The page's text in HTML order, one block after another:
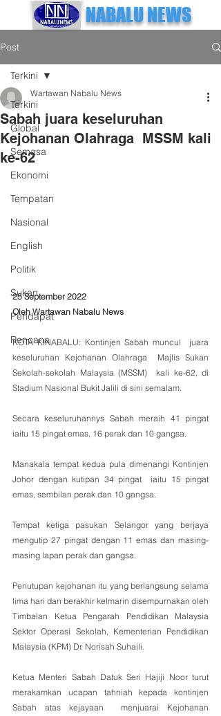
NABALU NEWS
Post
Terkini
Global
Semasa
Ekonomi
Tempatan
Nasional
English
Politik
Sukan
Pendapat
Rencana
Terkini
Sabah juara keseluruhan
Kejohanan Olahraga MSSM kali
ke-62
Wartawan Nabalu News
25 September 2022
Oleh Wartawan Nabalu News
KOTA KINABALU: Kontinjen Sabah muncul  juara
keseluruhan Kejohanan Olahraga  Majlis Sukan
Sekolah-sekolah Malaysia (MSSM)  kali ke-62, di
Stadium Nasional Bukit Jalili di sini semalam.
Secara keseluruhannys Sabah meraih 41 pingat
iaitu 15 pingat emas, 16 perak dan 10 gangsa.
Manakala tempat kedua pula dimenangi Kontinjen
Johor dengan kutipan 34 pingat  iaitu 15 pingat
emas, sembilan perak dan 10 gangsa.
Tempat ketiga pasukan Selangor yang berjaya
mengutip 27 pingat dengan 11 emas dan masing-
masing lapan perak dan gangsa.
Penutupan kejohanan itu yang berlangsung selama
lima hari dan berakhir kelmarin disempurnakan oleh
Timbalan Ketua Pengarah Pendidikan Malaysia
Sektor Operasi Sekolah, Kementerian Pendidikan
Malaysia (KPM) Dr. Norisah Suhaili.
Ketua Menteri Sabah Datuk Seri Hajiji Noor turut
merakamkan ucapan tahniah kepada kontinjen
Sabah atas kejayaan  menjuarai Kejohanan